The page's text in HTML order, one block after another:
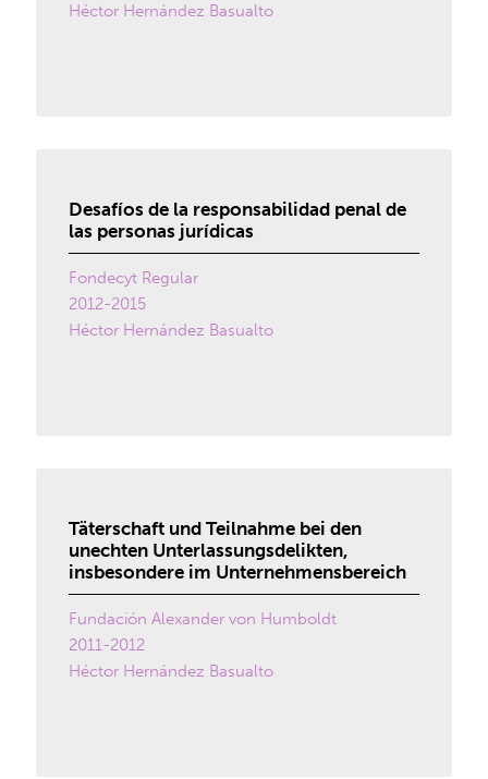
Héctor Hernández Basualto
Desafíos de la responsabilidad penal de
las personas jurídicas
Fondecyt Regular
2012-2015
Héctor Hernández Basualto
Täterschaft und Teilnahme bei den
unechten Unterlassungsdelikten,
insbesondere im Unternehmensbereich
Fundación Alexander von Humboldt
2011-2012
Héctor Hernández Basualto